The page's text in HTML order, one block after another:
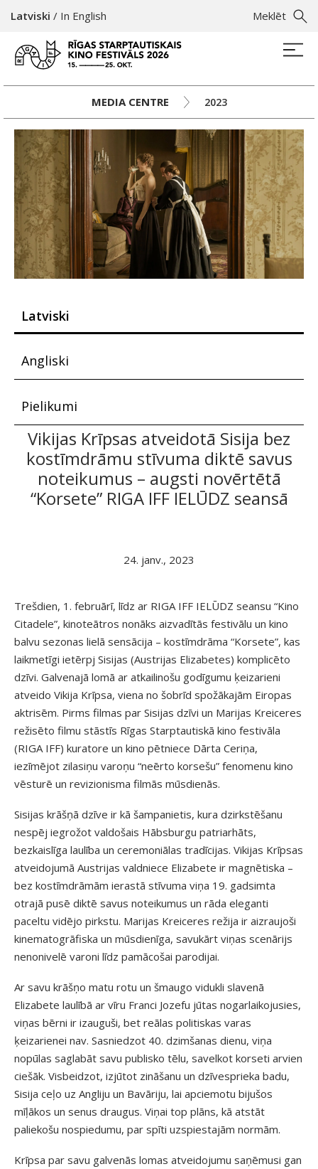
Meklēt
Latviski / In English
MEDIA CENTRE 2023
Latviski
Angliski
Pielikumi
Vikijas Krīpsas atveidotā Sisija bez
kostīmdrāmu stīvuma diktē savus
noteikumus – augsti novērtētā
“Korsete” RIGA IFF IELŪDZ seansā
24. janv., 2023
Trešdien, 1. februārī, līdz ar RIGA IFF IELŪDZ seansu “Kino
Citadele”, kinoteātros nonāks aizvadītās festivālu un kino
balvu sezonas lielā sensācija – kostīmdrāma “Korsete”, kas
laikmetīgi ietērpj Sisijas (Austrijas Elizabetes) komplicēto
dzīvi. Galvenajā lomā ar atkailinošu godīgumu ķeizarieni
atveido Vikija Krīpsa, viena no šobrīd spožākajām Eiropas
aktrisēm. Pirms filmas par Sisijas dzīvi un Marijas Kreiceres
režisēto filmu stāstīs Rīgas Starptautiskā kino festivāla
(RIGA IFF) kuratore un kino pētniece Dārta Ceriņa,
iezīmējot zilasiņu varoņu “neērto korsešu” fenomenu kino
vēsturē un revizionisma filmās mūsdienās.
Sisijas krāšņā dzīve ir kā šampanietis, kura dzirkstēšanu
nespēj iegrožot valdošais Hābsburgu patriarhāts,
bezkaislīga laulība un ceremoniālas tradīcijas. Vikijas Krīpsas
atveidojumā Austrijas valdniece Elizabete ir magnētiska –
bez kostīmdrāmām ierastā stīvuma viņa 19. gadsimta
otrajā pusē diktē savus noteikumus un rāda eleganti
paceltu vidējo pirkstu. Marijas Kreiceres režija ir aizraujoši
kinematogrāfiska un mūsdienīga, savukārt viņas scenārijs
nenonivelē varoni līdz pamācošai parodijai.
Ar savu krāšņo matu rotu un šmaugo vidukli slavenā
Elizabete laulībā ar vīru Franci Jozefu jūtas nogarlaikojusies,
viņas bērni ir izauguši, bet reālas politiskas varas
ķeizarienei nav. Sasniedzot 40. dzimšanas dienu, viņa
nopūlas saglabāt savu publisko tēlu, savelkot korseti arvien
ciešāk. Visbeidzot, izjūtot zināšanu un dzīvesprieka badu,
Sisija ceļo uz Angliju un Bavāriju, lai apciemotu bijušos
mīļākos un senus draugus. Viņai top plāns, kā atstāt
paliekošu nospiedumu, par spīti uzspiestajām normām.
Krīpsa par savu galvenās lomas atveidojumu saņēmusi gan